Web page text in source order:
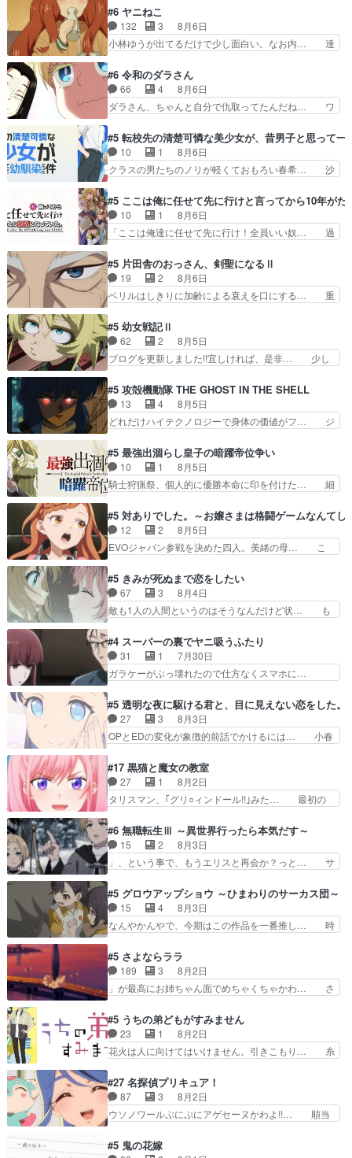
への恨みは根深そうやね姫を舐… 新キャラが登場
早々変態扱いされてる件。タ… まだまだお元気そ
うなお声で……不意打ち過…
復を見守っていかないと、ですね！！み… 開幕聞
き取りスタッフに定治いなかった？ま… ののちゃ
んのお手当てはお節介だったりする… ビオラの立
ち回り害悪すぎるお近づきの印が… ・律っちゃん
一難、律がビオラの呪縛から… 「私はあなたが嫌
いなんです」「バンドやめ… 何が起きているの
か！？次週、みゅーたいぷ…
#6 ヤニねこ
132 3
8月6日
小林ゆうが出てるだけで少し面白い。なお内… 達
マドンってなんなん！？人見知りっぽい… なんな
ら下ネタ0じゃなかったかこんな回が… 他のエピ
ソードに対してマイルドな回だった… 今回はだい
ぶある程度抑えてる？w感じな気… アルねこ、そ
ていたゴキブリ死んでるGP… アルねこ危険です
よね。健康的な面で··江… 酔い潰れ行き着いた江
ノ島で、朝日を眺めな…
#6 令和のダラさん
66 4
8月6日
ダラさん、ちゃんと自分で仇取ってたんだね… ワ
ットに憧れてビーム撃ちたいと…そうい… 余りに
も凄惨なダラさんの過去ダラさんの６… 過去編は
これで一区切りかなギャグも面白い… ガンガガン
♪薫がなんかしっかり歌ってロマ… 姉巫女の誤
日頃からガンガン言うてないで… このアニメはど
こに行くのだろう、面白すぎ… 姉のした事はただ
単に一族を絶滅させただけ…
#5 転校先の清楚可憐な美少女が、昔男子と思って一
10 1
8月6日
クラスの男たちのノリが軽くておもろい春希… 沙
もちゃんが透けブラしててびっくりして… レベル
のキャラが登場。相変わらず顔や体の… 隼人が春
希の級友を巻き込んだイジりに動じ… 第５話を
U-NEXTで視聴しました。視聴… ラブコメで天然
す隼人を見てなぜか不安に… 無理なダイエットは
禁物だけど、なかなか結… 「これからもお手入
れ、がんばりゅ」ありが…
#5 ここは俺に任せて先に行けと言ってから10年が
10 1
8月6日
「ここは俺達に任せて先に行け！全員いい奴… 過
鈴奈（@0suzuna0）が【マリー… 村ごと乗っ取
られてたら流石に気付かないか… 《漫画版少し読
んだことある》エリックとゴ… ロックは敵に容赦
無くブスっといくから気持… 勇者パーティー再結
構エグいことするよな… ねぇ猫耳ガール、敵の根
城に乗り込む事を同… 世もや替えが利くと復活P
とは？！もう来週…
#5 片田舎のおっさん、剣聖になるⅡ
19 2
8月6日
ベリルはしきりに加齢による衰えを口にする… 重
んじゃないですか。魔物の群を発見した… アマプ
ラにて視聴終わり！サーベルボア討伐… を言い訳
にしたくないものですねwボア狩り… 先生として
のベリルが好きだけど、今回みた… 4人だけでサ
ーベルボアが暴れてると聞い… ちょっと年齢の事
を言いすぎとゆーか言い訳… ベリルの母もやはり
只者じゃなかったかベリ…
#5 幼女戦記Ⅱ
62 2
8月5日
ブログを更新しました!!宜しければ、是非… 少し
ゥーアの唯一の手駒が強すぎる笑あお… 私にとっ
て完全にご褒美回ゼー様の葉巻シー… やはりター
ニャが後方指揮だと展開に迫力が… “貧乏籤百連
無料ガチャ”100連でも1回… 2期入ってから地味
ばならぬ」って言葉に… ゼートゥーア左遷によっ
て参謀本部の連携が… 緊張感ある戦闘描写とギャ
グ今週の『有能な…
#5 攻殻機動隊 THE GHOST IN THE SHELL
13 4
8月5日
どれだけハイテクノロジーで身体の価値がフ… ジ
コマだいぶ理性持ち始めた。この世界の… 原作読
んだのもう何年も前なのに、覚えてる… コイルの
汚職を突き止めるべくバトーの指導… やまとん1
号はどこの部分で使うのだろう？… 日本とロシア
primevideoで視聴しまし… 前回同様『イノセン
ス』を含む押井・神山版… 第５話「EPISODEラ
ストの母親の気持…
#5 最強出涸らし皇子の暗躍帝位争い
10 1
8月5日
騎士狩猟祭、個人的に優勝本命に印を付けた… 細
ナがチートすぎる笑アルは最初から自分… プラネ
ット・ウィズ展開アツいな「騎士狩猟… 麦茶どこ
ろかタイトル通り麦茶の出涸らしぐ… 第５話を
ABEMAで視聴しました。視聴に… 復讐に燃える
が“萌え”なのでこの娘が皇帝… ウサギ好きそうな
王女殿下がかわいい。幼馴… ついに始まった狩猟
祭。エルナの活躍で上位…
#5 対ありでした。～お嬢さまは格闘ゲームなんてし
12 2
8月5日
EVOジャパン参戦を決めた四人。美緒の母… こ
目は気品溢れてるのに中身は…美緒ママ… テー
マ：格ゲー大会に行くには？感想は、美… 大会を
前に格ゲー熱が高まる一方、百合の本… 東京で開
催される格ゲー大会に参加すること… Japanに向
めに東京へ!/でも観光よ… 旅の支度全部やってく
れる先輩、なんだかん… 第５話をｄアニメストア
で視聴しました。視…
#5 きみが死ぬまで恋をしたい
67 3
8月4日
敵も1人の人間というのはそうなんだけど状… も
を人間に戻して欲しいでも自分達が代わ… ご視聴
ありがとうございました見るたびに切… 誰かと思
ったらちゅー先輩か。しれっと相方… 第５話感
想：コ□した相手にも家族や…､戦… つらい回
ナとミミも可愛かった2人の関係… 確かに相手に
も家族や大切な人はいるけど、… 白シャツが作業
着みたいなもんなんですかね…
#4 スーパーの裏でヤニ吸うふたり
31 1
7月30日
ガラケーがぶっ壊れたので仕方なくスマホに…
はり出オチ感が否めず、エピソードの打率… 田山
さんが佐々木さんに沼っていく…こんな… 佐々木
さん、腕フェチなんですね笑最近まじ… 佐々木が
ガラケーからスマホに変えるって、… もうドラマ
ゃわない？佐々木さんの優しさ… 先行で見た時よ
り2人のやり取りに癒しを感… ABEMA版の7〜8
話佐々木が実年齢以上…
#5 透明な夜に駆ける君と、目に見えない恋をした。
27 3
8月3日
OPとEDの変化が象徴的前話でかけるには… 小春
か、こんな風に見えてるのかぁ。かける… 完全な
両片思いになりましたねぇ…OPとE… 余計な物
は描かず白く靄がかった小春ちゃん… 光も感じな
い完全な盲目なんやね…おめかし… 母役に能登さ
も描かれていて良かった本当… 股に海豚を挟み水
上バスでの会話を反芻…恋… OPEDとも無人バー
ジョンから主人公２人…
#17 黒猫と魔女の教室
27 1
8月2日
タリスマン、｢グリ○ィンドール!!｣みた… 最初の
ホントスピカが大好きだよね。ツン… 一等級ポテ
ンシャルのアリアちゃん可愛くて… そういや、ア
リアは能力は最上級のくせに、… とうとうアリア
と直接競う場がきたこれまで… 毎度ながらのスピ
マン趣味ダダ漏れで好き… 期末試験が始まろうと
しておりスピカは対策… 能力鑑定胸像タリスマン
氏容姿も評価してし…
#6 無職転生Ⅲ ～異世界行ったら本気だす～
15 2
8月3日
」、という事で、もうエリスと再会か？っと… サ
関係の清算が粛々と進められているサラ… サラと
の関係に対して完全に「昔の女」とし… ルーシー
にデレるルディが完全に親バカで微… サラとは会
ってほしいちゃんとした別れ方し… サラは未練0
キャラモヤモヤする別れ方だ… 役で出演させてい
ただきました！よろしくお… 毎クールメインヒロ
インを好きになっちゃう…
#5 グロウアップショウ ～ひまわりのサーカス団～
15 4
8月3日
なんやかんやで、今期はこの作品を一番推し… 時
愛すぎるな楠木ともりちゃんのね… デフォルメさ
れた表情が特に多かったのが印… 葵＆茜の回も良
きでした。あの証拠写真、ひ… 互いが互いのこと
を想っているのにすれ違っ… 第５話をｄアニメス
んと練習したい〟と言… 本当この作品は「キャ
ラ」を活かすのがうま… みずかちゃんの介入で双
子の仲にヒビが………
#5 さよならララ
189 3
8月2日
」が最高にお姉ちゃん面でめちゃくちゃかわ… さ
を振り切ってみんなに謝ったララの思い… 仕事に
馴染めない辺り観ていて苦しいところ… ララちゃ
んの事情はもう少し皆に話して良い… ララと茉里
とで初のアルバイト。七転八倒し… 労働するプリ
てケーキ食べて、帰りにカメ… ララが働く事での
てんやわんや。働いて大変… 地道に働き人と関わ
る日々の中に愛を見いだ…
#5 うちの弟どもがすみません
23 1
8月2日
花火は人に向けてはいけません。引きこもり… 糸
お名前を見たんだけどあの中村大樹さん… 糸ちゃ
んカッケー、色んな意味でwゲームが… 姉から性
的興奮覚えてないよね？なんて言わ… テーマ：引
きこもりの理由感想は、久しぶり… 元ゲーマーな
んの距離感おかしいね(*´… 糸と源ははよ好きお
#27 名探偵プリキュア！
87 3
8月2日
ウソノワールぷにぷにアゲセーヌかわよ!!… 順当
取り戻し正式に探偵事務所で働き始め… ポワロ、
#5 鬼の花嫁